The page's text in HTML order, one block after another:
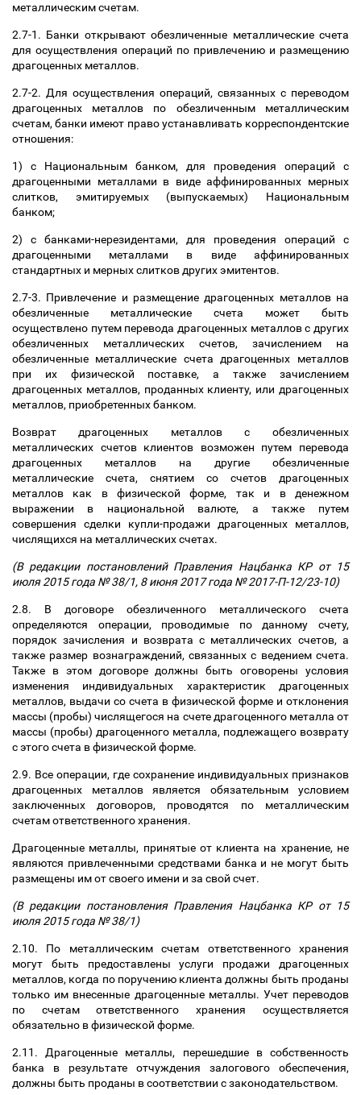
металлическим счетам.
2.7-1. Банки открывают обезличенные металлические счета
для осуществления операций по привлечению и размещению
драгоценных металлов.
2.7-2. Для осуществления операций, связанных с переводом
драгоценных металлов по обезличенным металлическим
счетам, банки имеют право устанавливать корреспондентские
отношения:
1) с Национальным банком, для проведения операций с
драгоценными металлами в виде аффинированных мерных
слитков, эмитируемых (выпускаемых) Национальным
банком;
2) с банками-нерезидентами, для проведения операций с
драгоценными металлами в виде аффинированных
стандартных и мерных слитков других эмитентов.
2.7-3. Привлечение и размещение драгоценных металлов на
обезличенные металлические счета может быть
осуществлено путем перевода драгоценных металлов с других
обезличенных металлических счетов, зачислением на
обезличенные металлические счета драгоценных металлов
при их физической поставке, а также зачислением
драгоценных металлов, проданных клиенту, или драгоценных
металлов, приобретенных банком.
Возврат драгоценных металлов с обезличенных
металлических счетов клиентов возможен путем перевода
драгоценных металлов на другие обезличенные
металлические счета, снятием со счетов драгоценных
металлов как в физической форме, так и в денежном
выражении в национальной валюте, а также путем
совершения сделки купли-продажи драгоценных металлов,
числящихся на металлических счетах.
(В редакции постановлений Правления Нацбанка КР от 15
июля 2015 года № 38/1, 8 июня 2017 года № 2017-П-12/23-10)
2.8. В договоре обезличенного металлического счета
определяются операции, проводимые по данному счету,
порядок зачисления и возврата с металлических счетов, а
также размер вознаграждений, связанных с ведением счета.
Также в этом договоре должны быть оговорены условия
изменения индивидуальных характеристик драгоценных
металлов, выдачи со счета в физической форме и отклонения
массы (пробы) числящегося на счете драгоценного металла от
массы (пробы) драгоценного металла, подлежащего возврату
с этого счета в физической форме.
2.9. Все операции, где сохранение индивидуальных признаков
драгоценных металлов является обязательным условием
заключенных договоров, проводятся по металлическим
счетам ответственного хранения.
Драгоценные металлы, принятые от клиента на хранение, не
являются привлеченными средствами банка и не могут быть
размещены им от своего имени и за свой счет.
(В редакции постановления Правления Нацбанка КР от 15
июля 2015 года № 38/1)
2.10. По металлическим счетам ответственного хранения
могут быть предоставлены услуги продажи драгоценных
металлов, когда по поручению клиента должны быть проданы
только им внесенные драгоценные металлы. Учет переводов
по счетам ответственного хранения осуществляется
обязательно в физической форме.
2.11. Драгоценные металлы, перешедшие в собственность
банка в результате отчуждения залогового обеспечения,
должны быть проданы в соответствии с законодательством.